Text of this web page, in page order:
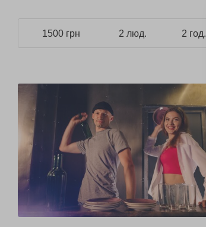
1500 грн 2 люд. 2 год.